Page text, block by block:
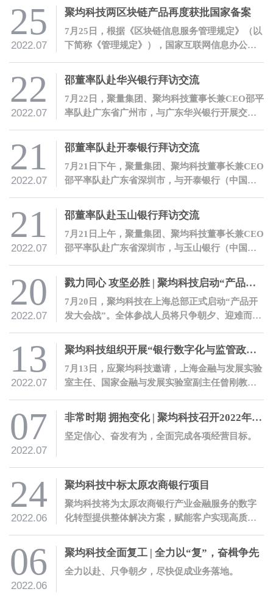
25
2022.07
聚均科技两区块链产品再度获批国家备案
7月25日，根据《区块链信息服务管理规定》（以
下简称《管理规定》），国家互联网信息办公室
编号，聚均科技“产业数字金融区块链浏览
器”及“产业数字金融区块链服务平台”顺利获得备
案编号。
22
2022.07
邵董率队赴华兴银行拜访交流
7月22日，聚量集团、聚均科技董事长兼CEO邵平
率队赴广东省广州市，与广东华兴银行开展交
21
2022.07
邵董率队赴开泰银行拜访交流
7月21日下午，聚量集团、聚均科技董事长兼CEO
邵平率队赴广东省深圳市，与开泰银行（中国）
21
2022.07
邵董率队赴玉山银行拜访交流
7月21日上午，聚量集团、聚均科技董事长兼CEO
邵平率队赴广东省深圳市，与玉山银行（中国）
20
2022.07
戮力同心 攻坚必胜 | 聚均科技启动“产品开发大会战”
7月20日，聚均科技在上海总部正式启动“产品开
发大会战”。全体参战人员将只争朝夕、迎难而
13
2022.07
聚均科技组织开展“银行数字化与监管政策解读”培训
7月13日，应聚均科技邀请，上海金融与发展实验
室主任、国家金融与发展实验室副主任曾刚教授
字化转型的指导意见》开展解读培训。
07
2022.07
非常时期 拥抱变化 | 聚均科技召开2022年度年中工作会议
坚定信心、奋发有为，全面完成各项经营目标。
24
2022.06
聚均科技中标太原农商银行项目
聚均科技将为太原农商银行产业金融服务的数字
化转型提供整体解决方案，赋能客户实现高质量
06
2022.06
聚均科技全面复工 | 全力以“复”，奋楫争先
全力以赴、只争朝夕，尽快促成业务落地。